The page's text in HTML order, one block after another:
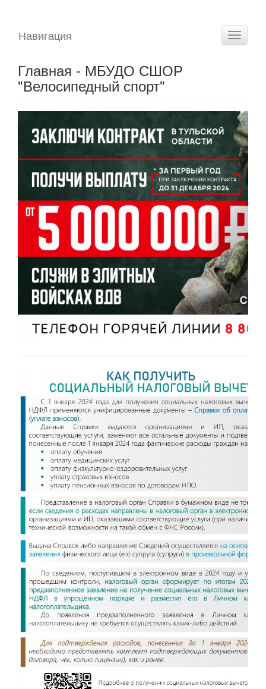
Toggle
Навигация
Главная - МБУДО СШОР
"Велосипедный спорт"